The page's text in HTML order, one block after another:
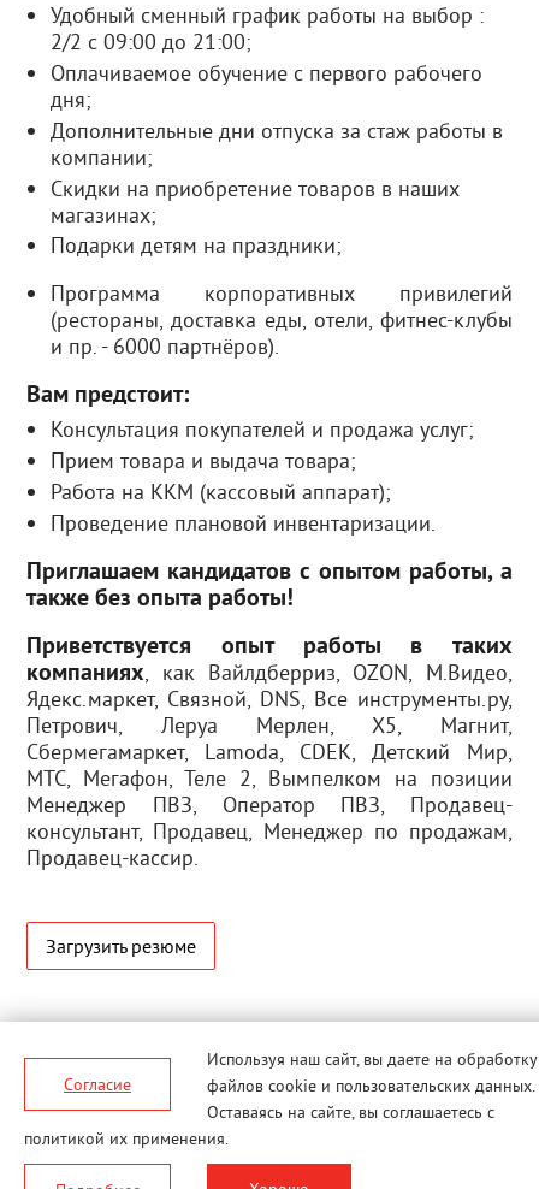
Удобный сменный график работы на выбор :
2/2 с 09:00 до 21:00;
Оплачиваемое обучение с первого рабочего
дня;
Дополнительные дни отпуска за стаж работы в
компании;
Скидки на приобретение товаров в наших
магазинах;
Подарки детям на праздники;
Программа корпоративных привилегий
(рестораны, доставка еды, отели, фитнес-клубы
и пр. - 6000 партнёров).
Вам предстоит:
Консультация покупателей и продажа услуг;
Прием товара и выдача товара;
Работа на ККМ (кассовый аппарат);
Проведение плановой инвентаризации.
Приглашаем кандидатов с опытом работы, а
также без опыта работы!
Приветствуется опыт работы в таких
компаниях, как Вайлдберриз, OZON, М.Видео,
Ядекс.маркет, Связной, DNS, Все инструменты.ру,
Петрович, Леруа Мерлен, Х5, Магнит,
Сбермегамаркет, Lamoda, CDEK, Детский Мир,
МТС, Мегафон, Теле 2, Вымпелком на позиции
Менеджер ПВЗ, Оператор ПВЗ, Продавец-
консультант, Продавец, Менеджер по продажам,
Продавец-кассир.
Загрузить резюме
© MERLION, 2026 г. Все права
Используя наш сайт, вы даете
Согласие
на обработку
файлов cookie и пользовательских данных.
Оставаясь на сайте, вы соглашаетесь с
политикой их применения.